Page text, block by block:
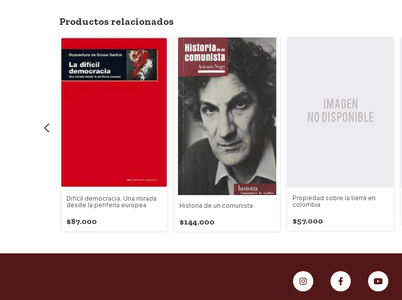
Productos relacionados
Difícil democracia. Una mirada
desde la periferia europea
$87.000
Historia de un comunista
$144.000
Propiedad sobre la tierra en
colombia
$57.000